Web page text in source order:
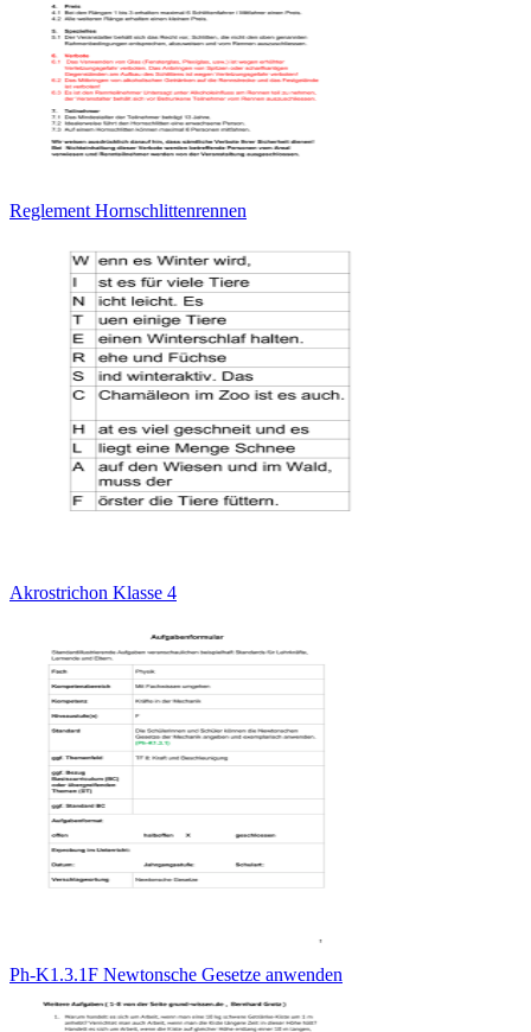
Reglement Hornschlittenrennen
Akrostrichon Klasse 4
Ph-K1.3.1F Newtonsche Gesetze anwenden